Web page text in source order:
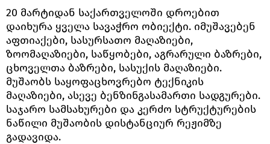
20 მარტიდან საქართველოში დროებით
დაიხურა ყველა სავაჭრო ობიექტი. იმუშავებენ
აფთიაქები, სასურსათო მაღაზიები,
ზოომაღაზიები, საწყობები, აგრარული ბაზრები,
ცხოველთა ბაზრები, სასუქის მაღაზიები.
მუშაობს საყოფაცხოვრებო ტექნიკის
მაღაზიები, ასევე ბენზინგასამართი სადგურები.
საჯარო სამსახურები და კერძო სტრუქტურების
ნაწილი მუშაობის დისტანციურ რეჟიმზე
გადავიდა.